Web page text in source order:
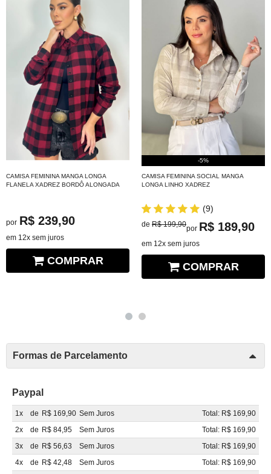
CAMISA FEMININA MANGA LONGA
FLANELA XADREZ BORDÔ ALONGADA
por R$ 239,90
em 12x sem juros
COMPRAR
-5%
CAMISA FEMININA SOCIAL MANGA
LONGA LINHO XADREZ
(9)
de R$ 199,90por R$ 189,90
em 12x sem juros
COMPRAR
Formas de Parcelamento
Paypal
1x de R$ 169,90 Sem Juros
Total: R$ 169,90
2x
de R$ 84,95 Sem Juros
Total: R$ 169,90
3x
de R$ 56,63 Sem Juros
Total: R$ 169,90
4x
de R$ 42,48 Sem Juros
Total: R$ 169,90